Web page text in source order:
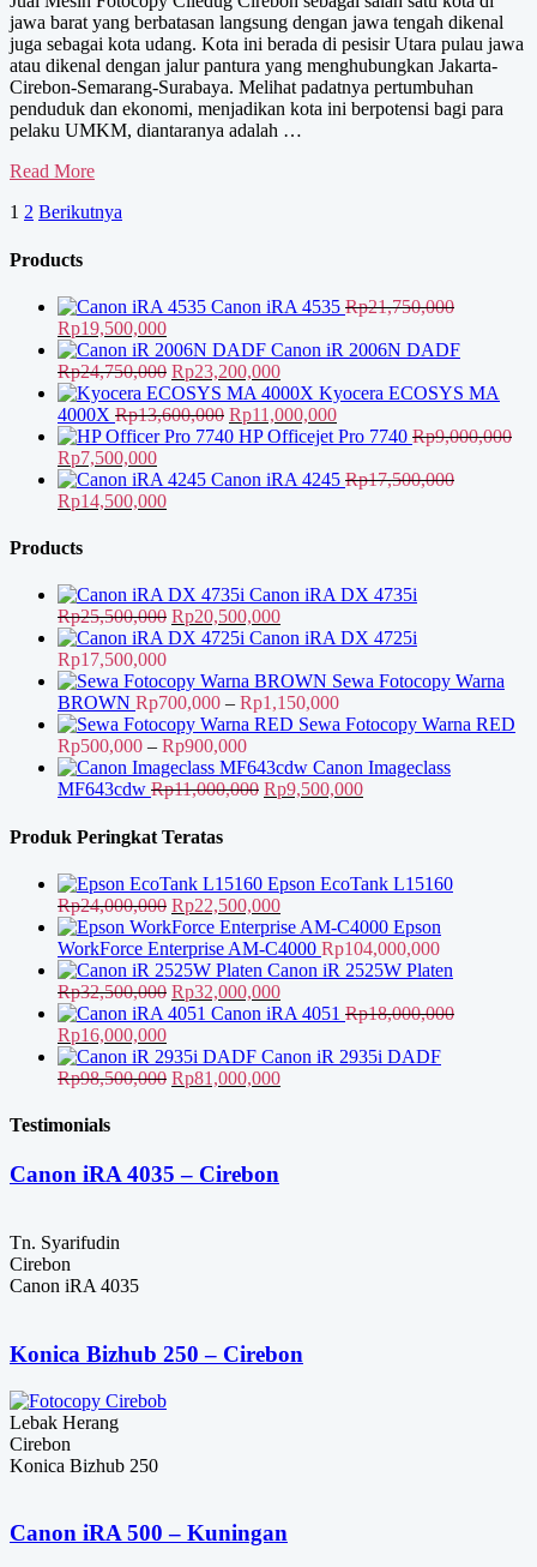
jawa barat yang berbatasan langsung dengan jawa tengah dikenal
juga sebagai kota udang. Kota ini berada di pesisir Utara pulau jawa
atau dikenal dengan jalur pantura yang menghubungkan Jakarta-
Cirebon-Semarang-Surabaya. Melihat padatnya pertumbuhan
penduduk dan ekonomi, menjadikan kota ini berpotensi bagi para
pelaku UMKM, diantaranya adalah …
Jual
Fotocopy
Read More
Paginasi
pos
1 2 Berikutnya
Products
Canon iRA 4535 Rp21,750,000
Harga
aslinya
adalah:
Rp21,750,000.
Rp19,500,000Harga
saat
ini
adalah:
Rp19,500,000.
Canon iR 2006N DADF
Rp24,750,000 Harga
aslinya
adalah:
Rp24,750,000.
Rp23,200,000Harga
saat
ini
adalah:
Kyocera ECOSYS MA
4000X Rp13,600,000 Harga
aslinya
Rp13,600,000.
Rp11,000,000Harga
saat
adalah:
HP Officejet Pro 7740 Rp9,000,000
Harga
aslinya
adalah:
Rp7,500,000Harga
saat
ini
Canon iRA 4245 Rp17,500,000
Harga
adalah:
Rp14,500,000Harga
Rp14,500,000.
Products
Canon iRA DX 4735i
Rp25,500,000 Harga
aslinya
Rp25,500,000.
Rp20,500,000Harga
saat
adalah:
Rp20,500,000.
Canon iRA DX 4725i
Rp17,500,000
Sewa Fotocopy Warna
BROWN Rp700,000 – Rp1,150,000Rentang
harga:
hingga
Rp1,150,000
Sewa Fotocopy Warna RED
Rp500,000 – Rp900,000Rentang
harga:
Rp500,000
Canon Imageclass
MF643cdw Rp11,000,000 Harga
Rp9,500,000Harga
Rp9,500,000.
Produk Peringkat Teratas
Epson EcoTank L15160
Rp24,000,000 Harga
aslinya
adalah:
Rp24,000,000.
Rp22,500,000Harga
saat
ini
adalah:
Rp22,500,000.
Epson
WorkForce Enterprise AM-C4000 Rp104,000,000
Canon iR 2525W Platen
Rp32,500,000 Harga
aslinya
Rp32,500,000.
Rp32,000,000Harga
saat
adalah:
Rp32,000,000.
Canon iRA 4051 Rp18,000,000
Harga
aslinya
adalah:
Rp16,000,000Harga
saat
ini
Canon iR 2935i DADF
Rp98,500,000 Harga
Rp81,000,000Harga
Testimonials
Canon iRA 4035 – Cirebon
Tn. Syarifudin
Cirebon
Canon iRA 4035
Konica Bizhub 250 – Cirebon
Lebak Herang
Cirebon
Konica Bizhub 250
Canon iRA 500 – Kuningan